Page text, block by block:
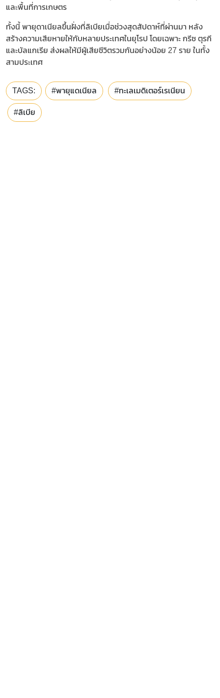
และพื้นที่การเกษตร
ทั้งนี้ พายุดาเนียลขึ้นฝั่งที่ลิเบียเมื่อช่วงสุดสัปดาห์ที่ผ่านมา หลัง
สร้างความเสียหายให้กับหลายประเทศในยุโรป โดยเฉพาะ กรีซ ตุรกี
และบัลแกเรีย ส่งผลให้มีผู้เสียชีวิตรวมกันอย่างน้อย 27 ราย ในทั้ง
สามประเทศ
TAGS: #พายุแดเนียล #ทะเลเมดิเตอร์เรเนียน
#ลิเบีย